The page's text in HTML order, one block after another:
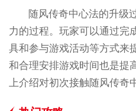
随风传奇中心法的升级
力的过程。玩家可以通过完
具和参与游戏活动等方式来
和合理安排游戏时间也是提
上介绍对初次接触随风传奇